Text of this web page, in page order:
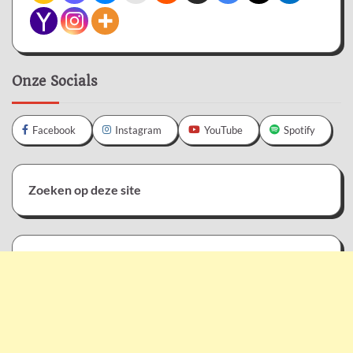
Onze Socials
Facebook Instagram YouTube Spotify
Zoeken op deze site